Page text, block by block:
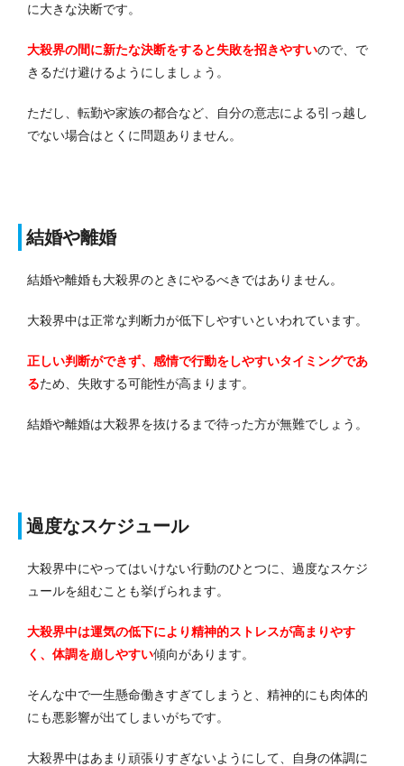
に大きな決断です。
大殺界の間に新たな決断をすると失敗を招きやすいので、で
きるだけ避けるようにしましょう。
ただし、転勤や家族の都合など、自分の意志による引っ越し
でない場合はとくに問題ありません。
結婚や離婚
結婚や離婚も大殺界のときにやるべきではありません。
大殺界中は正常な判断力が低下しやすいといわれています。
正しい判断ができず、感情で行動をしやすいタイミングであ
るため、失敗する可能性が高まります。
結婚や離婚は大殺界を抜けるまで待った方が無難でしょう。
過度なスケジュール
大殺界中にやってはいけない行動のひとつに、過度なスケジ
ュールを組むことも挙げられます。
大殺界中は運気の低下により精神的ストレスが高まりやす
く、体調を崩しやすい傾向があります。
そんな中で一生懸命働きすぎてしまうと、精神的にも肉体的
にも悪影響が出てしまいがちです。
大殺界中はあまり頑張りすぎないようにして、自身の体調に